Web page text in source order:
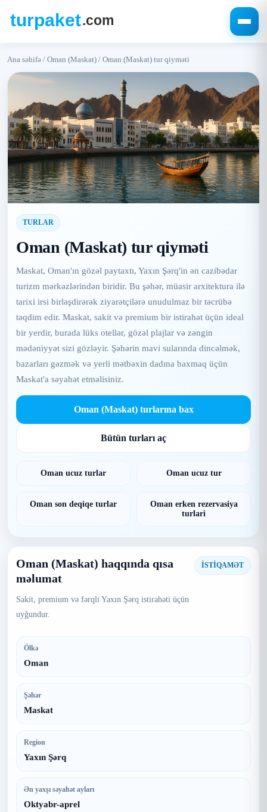
Ana səhifə / Oman (Maskat) / Oman (Maskat) tur qiyməti
TURLAR
Oman (Maskat) tur qiyməti
Maskat, Oman'ın gözəl paytaxtı, Yaxın Şərq'in ən cazibədar
turizm mərkəzlərindən biridir. Bu şəhər, müasir arxitektura ilə
tarixi irsi birləşdirərək ziyarətçilərə unudulmaz bir təcrübə
təqdim edir. Maskat, sakit və premium bir istirahət üçün ideal
bir yerdir, burada lüks otellər, gözəl plajlar və zəngin
mədəniyyət sizi gözləyir. Şəhərin mavi sularında dincəlmək,
bazarları gəzmək və yerli mətbəxin dadına baxmaq üçün
Maskat'a səyahət etməlisiniz.
Oman (Maskat) turlarına bax
Bütün turları aç
Oman ucuz turlar Oman ucuz tur
Oman son deqiqe turlar
Oman erken rezervasiya
turlari
Oman (Maskat) haqqında qısa
məlumat
Sakit, premium və fərqli Yaxın Şərq istirahəti üçün
uyğundur.
İSTİQAMƏT
Ölkə
Oman
Şəhər
Maskat
Region
Yaxın Şərq
Ən yaxşı səyahət ayları
Oktyabr-aprel